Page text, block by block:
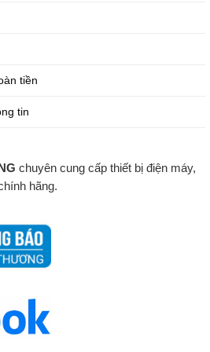
thực phẩm ít, nên lựa chọn mức
quá mức không cần thiết.
độ, cần chờ tủ ổn định trước khi
cân bằng.
tiền
tin
chuyên cung cấp thiết bị điện máy,
hãng.